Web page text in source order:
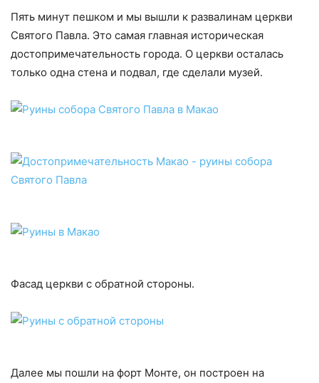
Пять минут пешком и мы вышли к развалинам церкви
Святого Павла. Это самая главная историческая
достопримечательность города. О церкви осталась
только одна стена и подвал, где сделали музей.
Фасад церкви с обратной стороны.
Далее мы пошли на форт Монте, он построен на